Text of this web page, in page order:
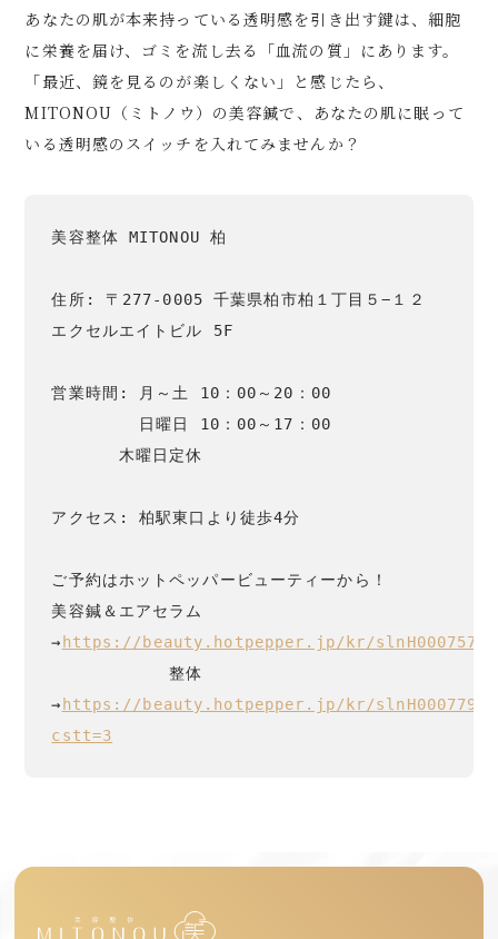
あなたの肌が本来持っている透明感を引き出す鍵は、細胞
に栄養を届け、ゴミを流し去る「血流の質」にあります。
「最近、鏡を見るのが楽しくない」と感じたら、
MITONOU（ミトノウ）の美容鍼で、あなたの肌に眠って
いる透明感のスイッチを入れてみませんか？
美容整体 MITONOU 柏
住所: 〒277-0005 千葉県柏市柏１丁目５−１２
エクセルエイトビル 5F
営業時間: 月～土 10：00～20：00
日曜日 10：00～17：00
木曜日定休
アクセス: 柏駅東口より徒歩4分
ご予約はホットペッパービューティーから！
美容鍼＆エアセラム
→ https://beauty.hotpepper.jp/kr/
整体
→ https://beauty.hotpepper.jp/kr/
cstt=3